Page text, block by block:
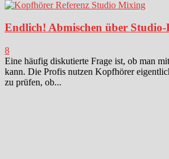
Endlich! Abmischen über
8
Eine häufig diskutierte Frage ist, ob man
kann. Die Profis nutzen Kopfhörer
zu prüfen, ob...